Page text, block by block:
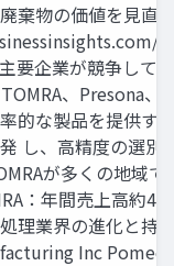
棄物の価値を見直
要企業が競争し
、Presona、
的な製品を提供す
し、高精度の選別
が多くの地域
：年間売上高約
理業界の進化と
Inc Pomech